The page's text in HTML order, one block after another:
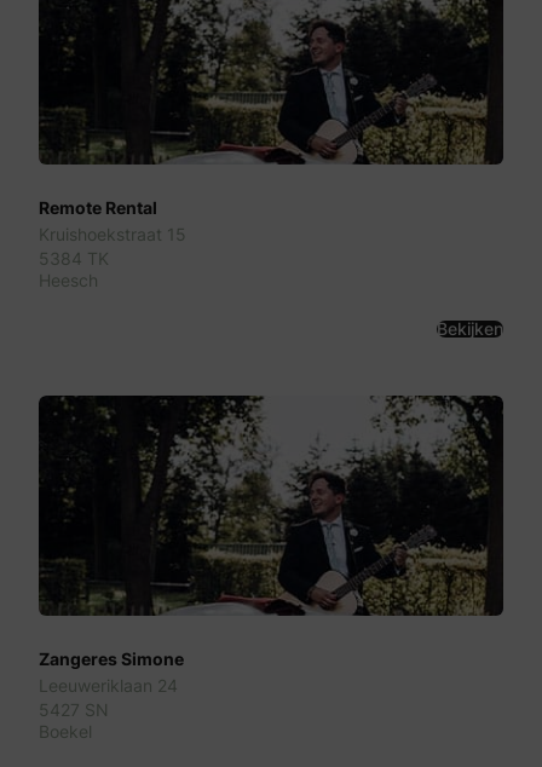
Remote Rental
Kruishoekstraat 15
5384 TK
Heesch
Bekijken
Zangeres Simone
Leeuweriklaan 24
5427 SN
Boekel